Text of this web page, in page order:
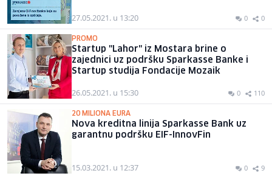
27.05.2021. u 13:20 0 0
PROMO
Startup "Lahor" iz Mostara brine o
zajednici uz podršku Sparkasse Banke i
Startup studija Fondacije Mozaik
26.05.2021. u 15:30 0 110
20 MILIONA EURA
Nova kreditna linija Sparkasse Bank uz
garantnu podršku EIF-InnovFin
15.03.2021. u 12:37 0 9